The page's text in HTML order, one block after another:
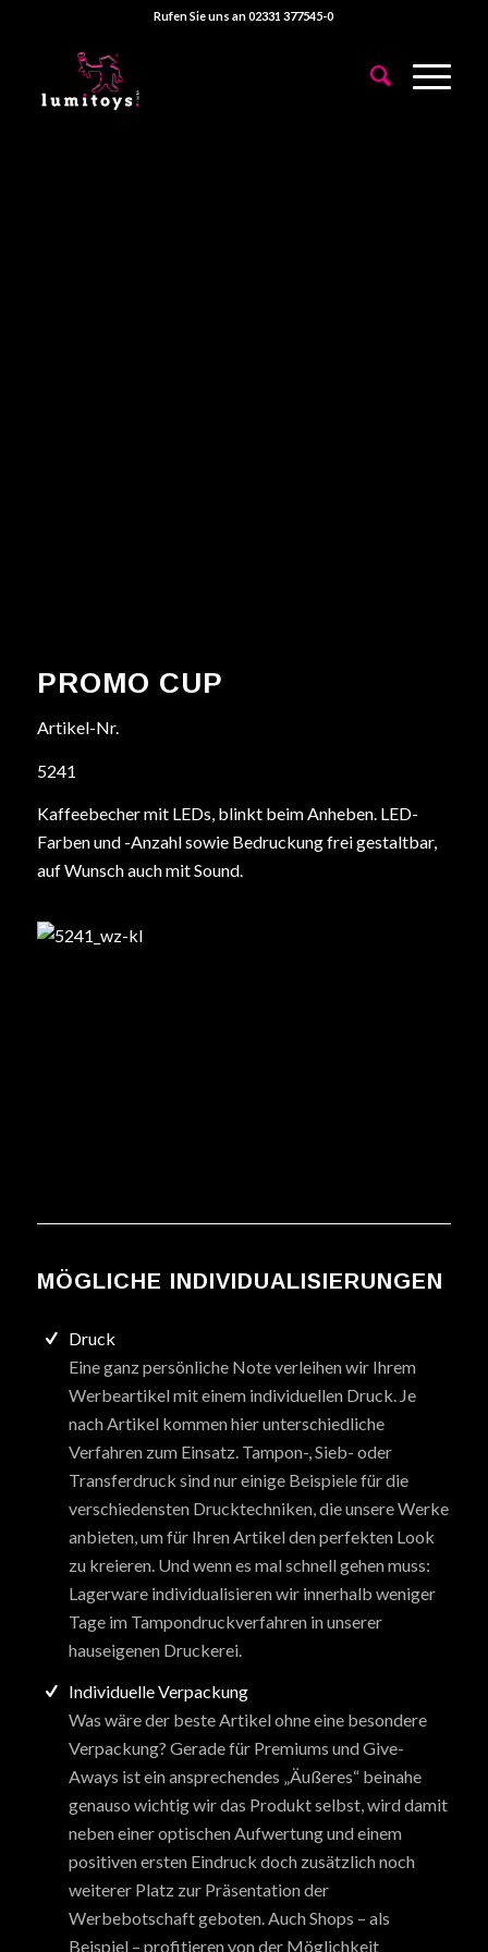
Rufen Sie uns an 02331 377545-0
PROMO CUP
Artikel-Nr.
5241
Kaffeebecher mit LEDs, blinkt beim Anheben. LED-
Farben und -Anzahl sowie Bedruckung frei gestaltbar,
auf Wunsch auch mit Sound.
MÖGLICHE INDIVIDUALISIERUNGEN
Druck
Eine ganz persönliche Note verleihen wir Ihrem
Werbeartikel mit einem individuellen Druck. Je
nach Artikel kommen hier unterschiedliche
Verfahren zum Einsatz. Tampon-, Sieb- oder
Transferdruck sind nur einige Beispiele für die
verschiedensten Drucktechniken, die unsere Werke
anbieten, um für Ihren Artikel den perfekten Look
zu kreieren. Und wenn es mal schnell gehen muss:
Lagerware individualisieren wir innerhalb weniger
Tage im Tampondruckverfahren in unserer
hauseigenen Druckerei.
Individuelle Verpackung
Was wäre der beste Artikel ohne eine besondere
Verpackung? Gerade für Premiums und Give-
Aways ist ein ansprechendes „Äußeres“ beinahe
genauso wichtig wir das Produkt selbst, wird damit
neben einer optischen Aufwertung und einem
positiven ersten Eindruck doch zusätzlich noch
weiterer Platz zur Präsentation der
Werbebotschaft geboten. Auch Shops – als
Beispiel – profitieren von der Möglichkeit